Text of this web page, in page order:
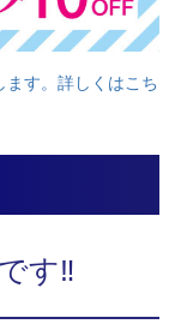
ます。詳しくはこち
す‼